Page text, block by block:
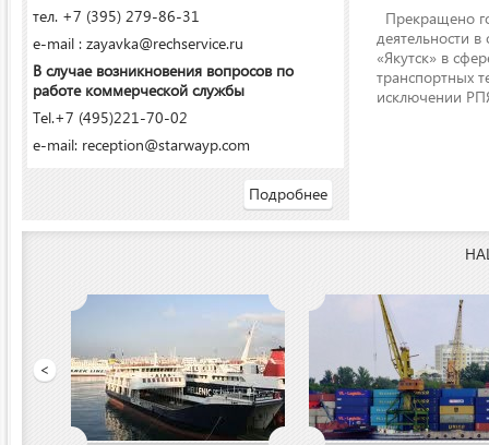
тел. +7 (395) 279-86-31
e-mail : zayavka@rechservice.ru
В случае возникновения вопросов по
работе коммерческой службы
Tel.+7 (495)221-70-02
e-mail: reception@starwayp.com
Подробнее
Прекращено
деятельности
«Якутск» в
транспортных
исключении
<